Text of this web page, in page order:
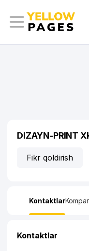
DIZAYN-PRINT
Fikr qoldirish
Kontaktlar
Kontaktlar